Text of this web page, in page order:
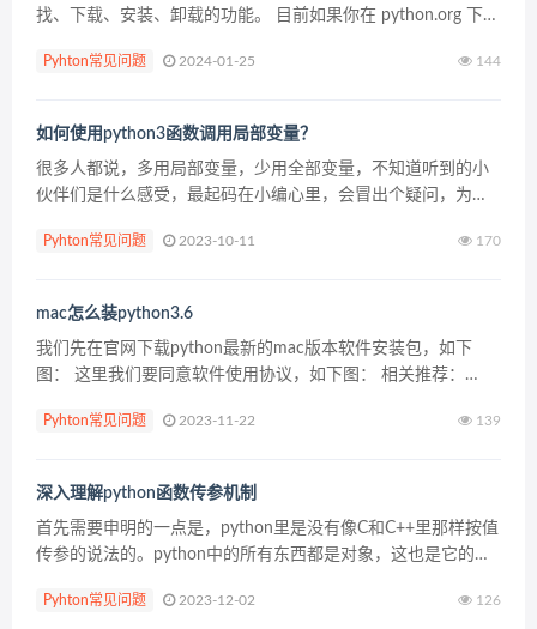
找、下载、安装、卸载的功能。 目前如果你在 python.org 下载
Pyhton常见问题 2024-01-25 144
如何使用python3函数调用局部变量？
很多人都说，多用局部变量，少用全部变量，不知道听到的小
伙伴们是什么感受，最起码在小编心里，会冒出个疑问，为什
些疑问的小伙伴可以来看下啦~ 局部变量 我们首先来说说局
Pyhton常见问题 2023-10-11 170
mac怎么装python3.6
我们先在官网下载python最新的mac版本软件安装包，如下
图： 这里我们要同意软件使用协议，如下图： 相关推荐：
选择默认路径。 python安装程序正...
Pyhton常见问题 2023-11-22 139
深入理解python函数传参机制
首先需要申明的一点是，python里是没有像C和C++里那样按值
传参的说法的。python中的所有东西都是对象，这也是它的强
变量是没有类型的，这正是pytho...
Pyhton常见问题 2023-12-02 126